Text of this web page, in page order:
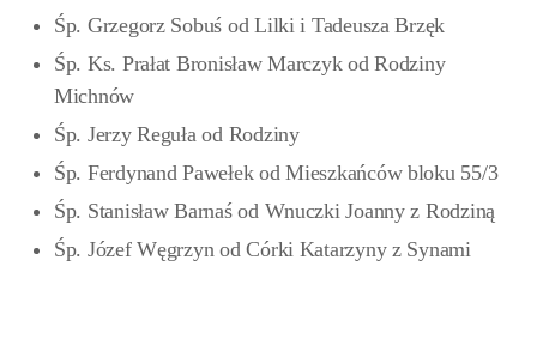
Śp. Grzegorz Sobuś od Lilki i Tadeusza Brzęk
Śp. Ks. Prałat Bronisław Marczyk od Rodziny
Michnów
Śp. Jerzy Reguła od Rodziny
Śp. Ferdynand Pawełek od Mieszkańców bloku 55/3
Śp. Stanisław Barnaś od Wnuczki Joanny z Rodziną
Śp. Józef Węgrzyn od Córki Katarzyny z Synami